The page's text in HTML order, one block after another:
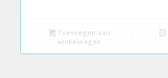
€9.95. €4.95.
Toevoegen aan
winkelwagen